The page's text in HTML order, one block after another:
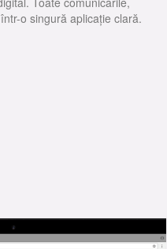
o singură aplicație clară.